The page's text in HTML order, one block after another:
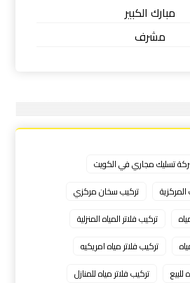
مبارك الكبير
مشرف
تسليك مجاري في الكويت
تركيب سخان مركزي
تركيب فلاتر المياه المنزلية
تركيب فلاتر مياه امريكيه
للبيع
تركيب فلاتر مياه للمنازل